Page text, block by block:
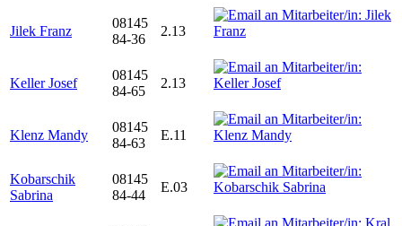
Jilek Franz
08145
84-36
2.13
Keller Josef
08145
84-65
2.13
Klenz Mandy
08145
84-63
E.11
Kobarschik
Sabrina
08145
84-44
E.03